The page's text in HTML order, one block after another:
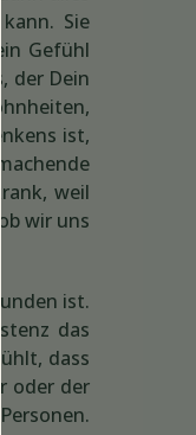
Sie
Gefühl
der Dein
ist,
weil
wir uns
ist.
das
dass
oder der